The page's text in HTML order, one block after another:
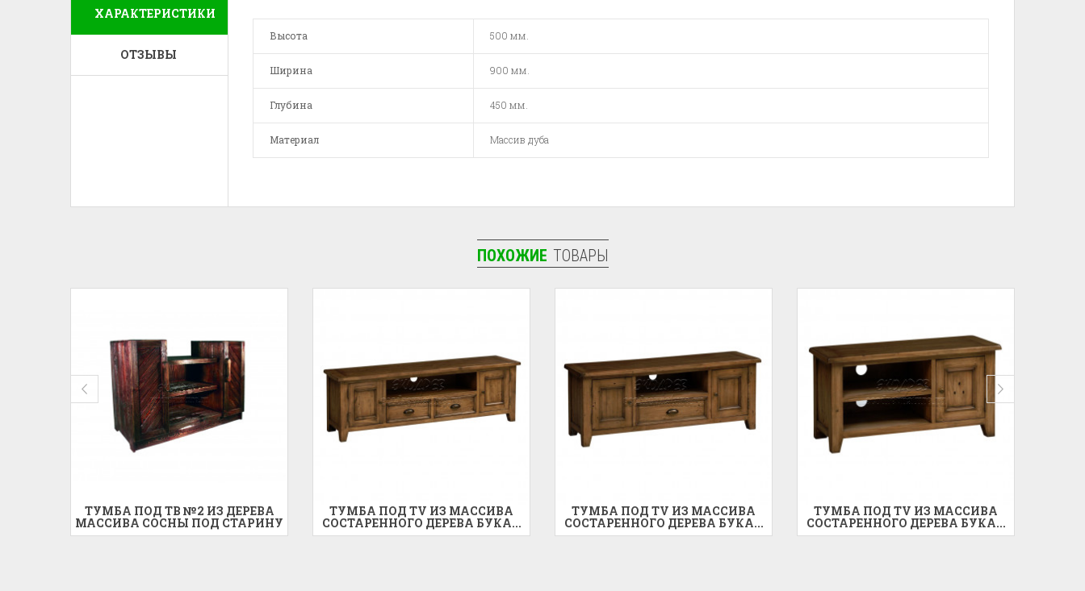
ХАРАКТЕРИСТИКИ
ОТЗЫВЫ
Высота 500 мм.
Ширина 900 мм.
Глубина 450 мм.
Материал Массив дуба
ПОХОЖИЕ ТОВАРЫ
ТУМБА ПОД ТВ №2 ИЗ ДЕРЕВА
МАССИВА СОСНЫ ПОД СТАРИНУ
ТУМБА ПОД TV ИЗ МАССИВА
СОСТАРЕННОГО ДЕРЕВА БУКА...
ТУМБА ПОД TV ИЗ МАССИВА
СОСТАРЕННОГО ДЕРЕВА БУКА...
ТУМБА ПОД TV ИЗ МАССИВА
СОСТАРЕННОГО ДЕРЕВА БУКА...